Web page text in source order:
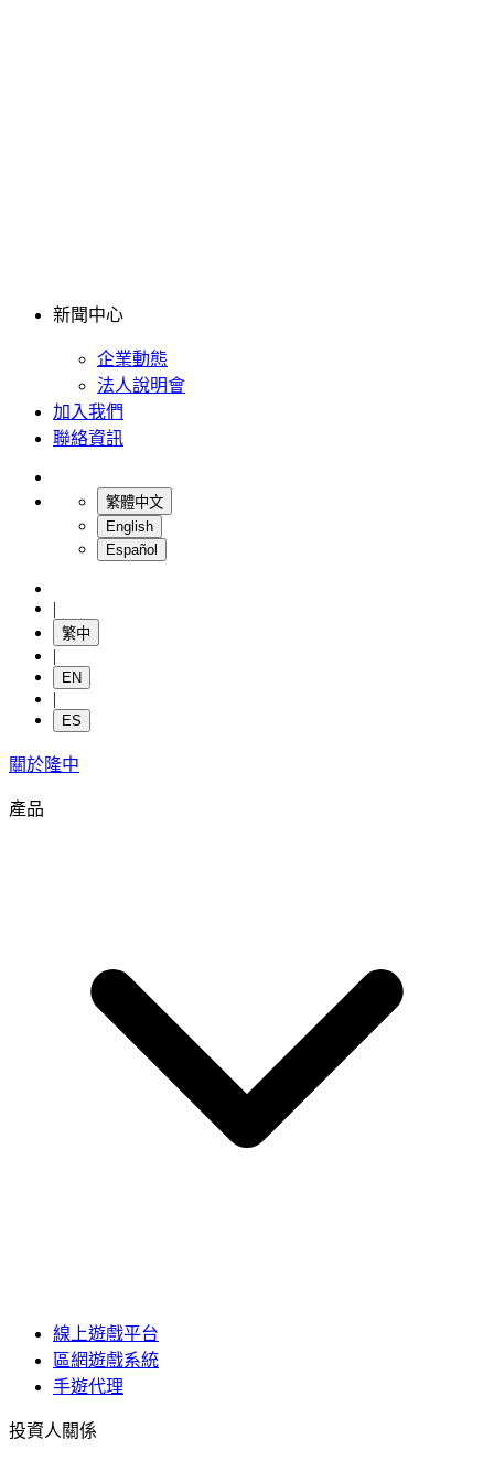
新聞中心
企業動態
法人說明會
加入我們
聯絡資訊
繁體中文
English
Español
|
繁中
|
EN
|
ES
關於隆中
產品
線上遊戲平台
區網遊戲系統
手遊代理
投資人關係